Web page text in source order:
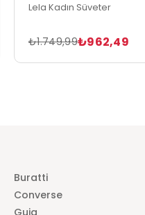
Lela Kadın Süveter
₺962,49
₺1.749,99
Buratti
Converse
Guja